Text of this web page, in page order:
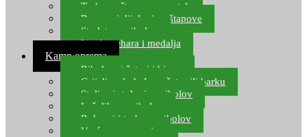
Torbe za štapove – match
Rezervni dijelovi za štapove
Starlete za ribolov
Izrada pehara i medalja
Kamp oprema
Ribolovni šatori i bivvy
Grijalice, kuhala za šator ili barku
Stolice i stolovi za ribolov
Ležaljke za ribolov
Ruksaci i torbe za ribolov
Vreće za spavanje